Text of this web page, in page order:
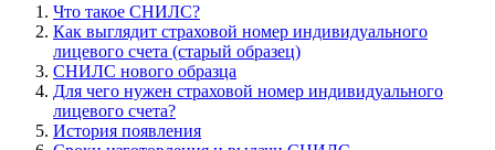
Что такое СНИЛС?
Как выглядит страховой номер индивидуального
лицевого счета (старый образец)
СНИЛС нового образца
Для чего нужен страховой номер индивидуального
лицевого счета?
История появления